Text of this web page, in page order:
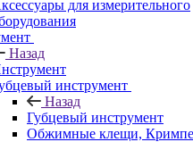
для измерительного
Назад
инструмент
Назад
Губцевый инструмент
Обжимные клещи,